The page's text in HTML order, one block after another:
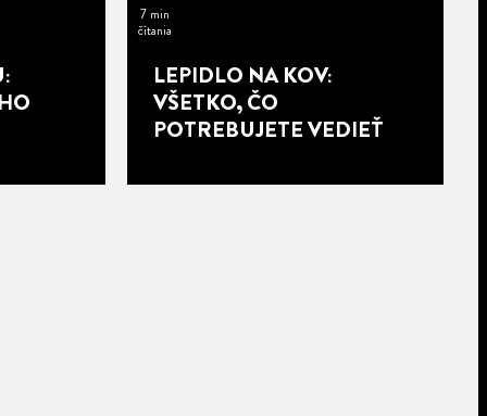
7 min
čítania
LEPIDLO NA KOV:
VŠETKO, ČO
POTREBUJETE VEDIEŤ